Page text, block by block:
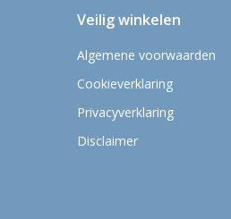
Veilig winkelen
Algemene voorwaarden
Cookieverklaring
Privacyverklaring
Disclaimer